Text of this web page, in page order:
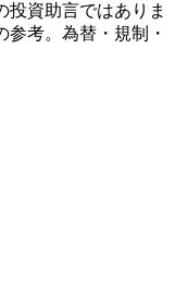
投資助言ではありま
考。為替・規制・